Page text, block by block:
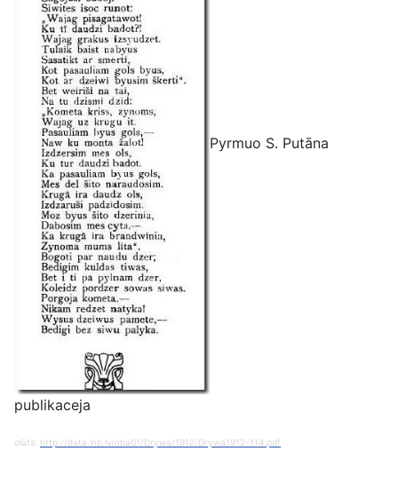
Pyrmuo S. Putāna
publikaceja
olūts: http://data.lnb.lv/nba01/Drywa/1912/Drywa1912-114.pdf